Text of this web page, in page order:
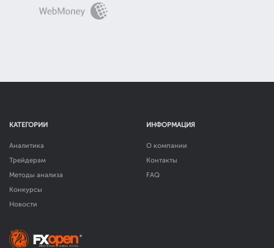
КАТЕГОРИИ
Аналитика
Трейдерам
Методы анализа
Конкурсы
Новости
ИНФОРМАЦИЯ
О компании
Контакты
FAQ